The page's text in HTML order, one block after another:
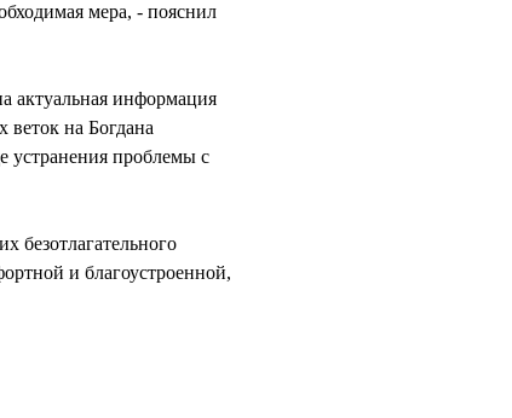
мера, - пояснил
актуальная информация
веток на Богдана
устранения проблемы с
безотлагательного
и благоустроенной,